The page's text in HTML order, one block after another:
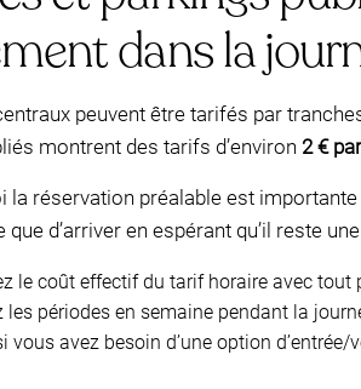
dans la
peuvent être tarifés par
montrent des tarifs d’environ 2 €
la réservation préalable est
que d’arriver en espérant qu’il reste
le coût effectif du tarif horaire avec tout
les périodes en semaine pendant la
vous avez besoin d’une option